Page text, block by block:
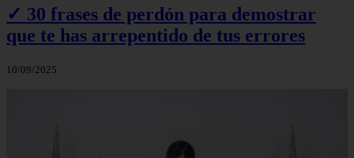
✓ 30 frases de perdón para demostrar
que te has arrepentido de tus errores
10/09/2025